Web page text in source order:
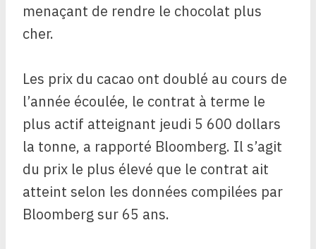
menaçant de rendre le chocolat plus
cher.
Les prix du cacao ont doublé au cours de
l’année écoulée, le contrat à terme le
plus actif atteignant jeudi 5 600 dollars
la tonne, a rapporté Bloomberg. Il s’agit
du prix le plus élevé que le contrat ait
atteint selon les données compilées par
Bloomberg sur 65 ans.